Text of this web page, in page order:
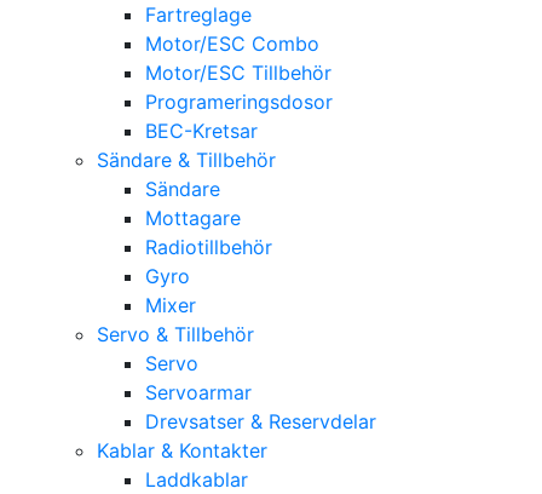
Fartreglage
Motor/ESC Combo
Motor/ESC Tillbehör
Programeringsdosor
BEC-Kretsar
Sändare & Tillbehör
Sändare
Mottagare
Radiotillbehör
Gyro
Mixer
Servo & Tillbehör
Servo
Servoarmar
Drevsatser & Reservdelar
Kablar & Kontakter
Laddkablar